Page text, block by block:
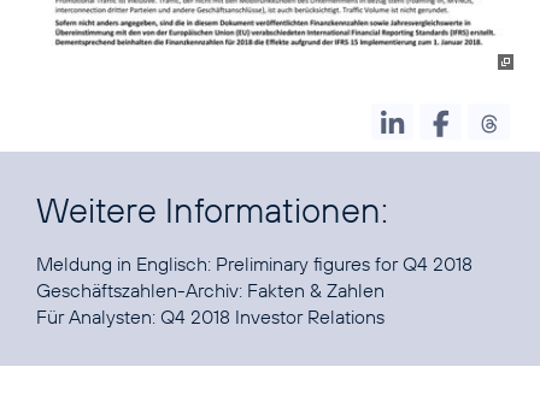
Weitere Informationen:
Meldung in Englisch: Preliminary figures for Q4 2018
Geschäftszahlen-Archiv: Fakten & Zahlen
Für Analysten: Q4 2018 Investor Relations